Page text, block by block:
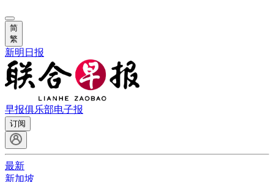
简
繁
新明日报
早报俱乐部电子报
订阅
最新
新加坡